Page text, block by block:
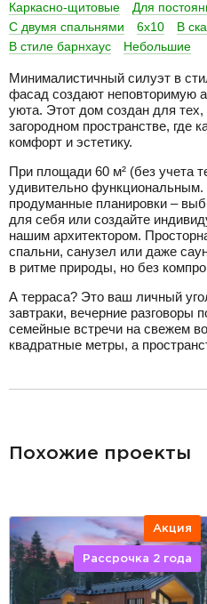
Каркасно-щитовые Для
С двумя спальнями
6x10
В
В стиле барнхаус
Небольшие
Минималистичный силуэт в
фасад создают неповторимую
уюта. Этот дом создан для
загородном пространстве, где
комфорт и эстетику.
При площади 60 м² (без учета
удивительно функциональным.
продуманные планировки –
для себя или создайте
нашим архитектором.
спальни, санузел или даже
в ритме природы, но без
А терраса? Это ваш личный
завтраки, вечерние разговоры
семейные встречи на свежем
квадратные метры, а
Похожие проекты
Акция
Рассрочка 2 года